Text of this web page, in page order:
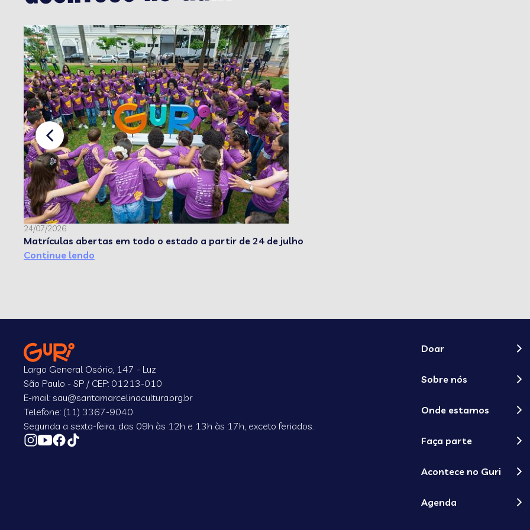
24/07/2026
Matrículas abertas em todo o estado a partir de 24 de julho
Continue lendo
Largo General Osório, 147 - Luz
São Paulo - SP / CEP: 01213-010
E-mail: sau@santamarcelinacultura.org.br
Telefone: (11) 3367-9040
Segunda a sexta-feira, das 09h às 12h e 13h às 17h, exceto feriados.
Doar
Sobre nós
Onde estamos
Faça parte
Acontece no Guri
Agenda